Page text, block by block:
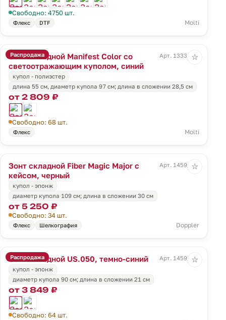
Свободно: 4750 шт.
Флекс DTF Molti
Распродажа
Зонт складной Manifest Color со
светоотражающим куполом, синий
Арт. 13334.40
купол - полиэстер
длина 55 см, диаметр купола 97 см; длина в сложении 28,5 см
от 2 809 ₽
Свободно: 68 шт.
Флекс Molti
☆
Зонт складной Fiber Magic Major с
кейсом, черный
Арт. 14596.30
купол - эпонж
диаметр купола 109 см; длина в сложении 30 см
от 5 250 ₽
Свободно: 34 шт.
Флекс Шелкография Doppler
☆
Распродажа
Зонт складной US.050, темно-синий
Арт. 14597.40
купол - эпонж
диаметр купола 90 см; длина в сложении 21 см
от 3 849 ₽
Свободно: 64 шт.
☆